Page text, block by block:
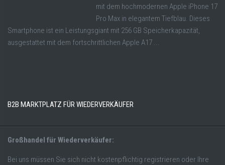
mit dem hochmodernen Apple iPhone 17
Pro Max in elegantem Tiefblau. Dieses
Smartphone ist ein Leistungsgiant mit 256 GB Speicherkapazität,
ausgestattet mit dem fortschrittlichen Apple A17 ...
B2B MARKTPLATZ FÜR WIEDERVERKÄUFER
Großhandel für Wiederverkäufer:
Bei uns müssen Sie sich nicht kostenpflichtig registrieren oder Ihre